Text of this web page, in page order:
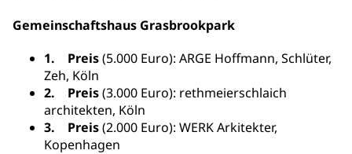
Gemeinschaftshaus Grasbrookpark
1. Preis(5.000 Euro): ARGE Hoffmann, Schlüter,
Zeh, Köln
2. Preis(3.000 Euro): rethmeierschlaich
architekten, Köln
3. Preis(2.000 Euro): WERK Arkitekter,
Kopenhagen